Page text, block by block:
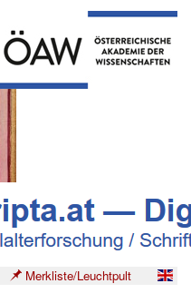
Merkliste/Leuchtpult